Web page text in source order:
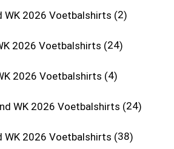
WK 2026 Voetbalshirts 2
2026 Voetbalshirts 24
2026 Voetbalshirts 4
WK 2026 Voetbalshirts 24
WK 2026 Voetbalshirts 38